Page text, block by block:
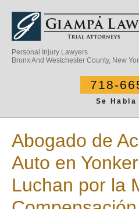
Personal Injury Lawyers
Bronx And Westchester County, New
718-
Se Habla
Abogado de
Auto en
Luchan por la